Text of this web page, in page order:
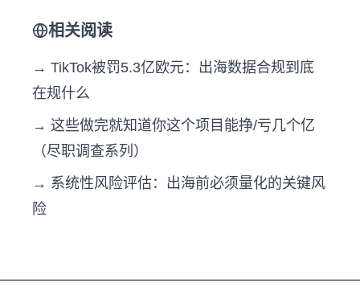
相关阅读
→ TikTok被罚5.3亿欧元：出海数据合规到底
在规什么
→ 这些做完就知道你这个项目能挣/亏几个亿
（尽职调查系列）
→ 系统性风险评估：出海前必须量化的关键风
险